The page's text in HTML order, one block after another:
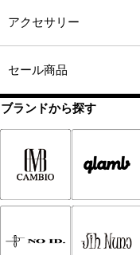
アクセサリー
セール商品
ブランドから探す